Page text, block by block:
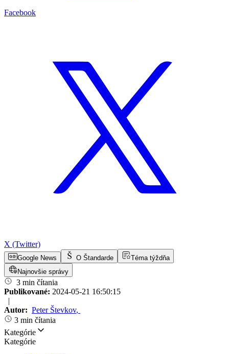
Facebook
X (Twitter)
Google News O Štandarde
Téma týždňa
Najnovšie správy
3 min čítania
Publikované: 2024-05-21 16:50:15
|
Autor: Peter Števkov,
3 min čítania
Kategórie
Kategórie